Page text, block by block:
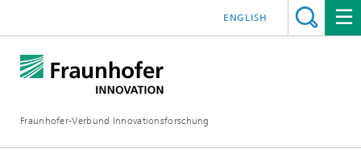
Fraunhofer-Verbund Innovationsforschung
ENGLISH